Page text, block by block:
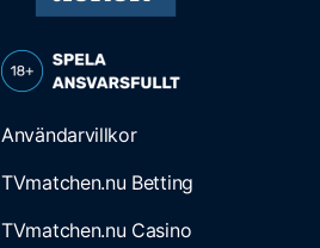
Användarvillkor
TVmatchen.nu Betting
TVmatchen.nu Casino